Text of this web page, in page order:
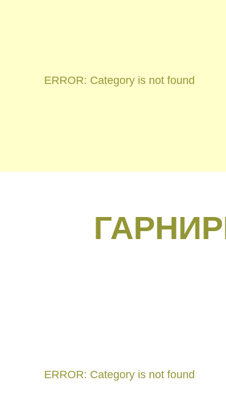
ERROR: Category is not found
ERROR: Category is not found